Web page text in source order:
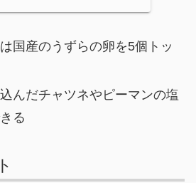
国産のうずらの卵を5個トッ
んだチャツネやピーマンの塩
る